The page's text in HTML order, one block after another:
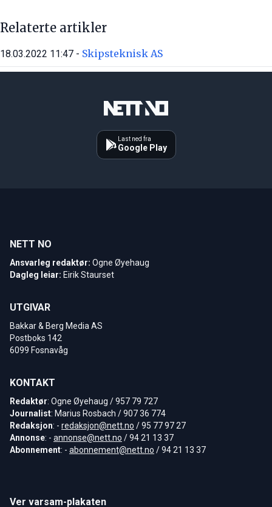
Relaterte artikler
18.03.2022 11:47 - Skipsteknisk AS
Last ned fra
Google Play
NETT NO
Ansvarleg redaktør: Ogne Øyehaug
Dagleg leiar: Eirik Staurset
UTGIVAR
Bakkar & Berg Media AS
Postboks 142
6099 Fosnavåg
KONTAKT
Redaktør: Ogne Øyehaug / 957 79 727
Journalist: Marius Rosbach / 907 36 774
Redaksjon: - redaksjon@nett.no / 95 77 97 27
Annonse: - annonse@nett.no / 94 21 13 37
Abonnement: - abonnement@nett.no / 94 21 13 37
Ver varsam-plakaten